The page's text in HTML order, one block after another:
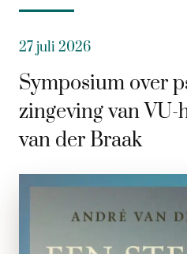
27 juli 2026
Symposium over
zingeving van
van der Braak